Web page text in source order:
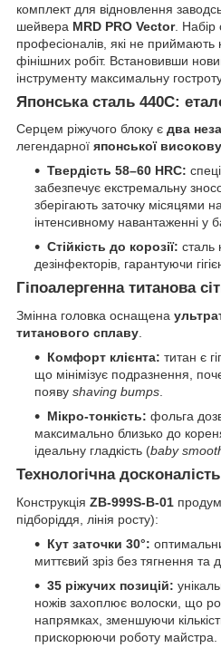
комплект для відновлення
шейвера MRD PRO Vector. Набір
професіоналів, які не приймають
фінішних робіт. Встановивши
інструменту максимальну
Японська сталь 440C:
Серцем ріжучого блоку є два
легендарної японської
Твердість 58–60 HRC:
забезпечує екстремальну
зберігають заточку місяцями
інтенсивному навантаженні у
Стійкість до корозії: сталь
дезінфекторів, гарантуючи
Гіпоалергенна титанова
Змінна головка оснащена
титанового сплаву
Комфорт клієнта: титан є
що мінімізує подразнення,
появу shaving bumps
Мікро-тонкість: фольга
максимально близько до
ідеальну гладкість (baby
Технологічна досконалість
Конструкція ZB-999S-B-01
підборіддя, лінія росту):
Кут заточки 30°:
миттєвий зріз без тягнення та
35 ріжучих позицій:
ножів захоплює волоски, що
напрямках, зменшуючи
прискорюючи роботу майстра.